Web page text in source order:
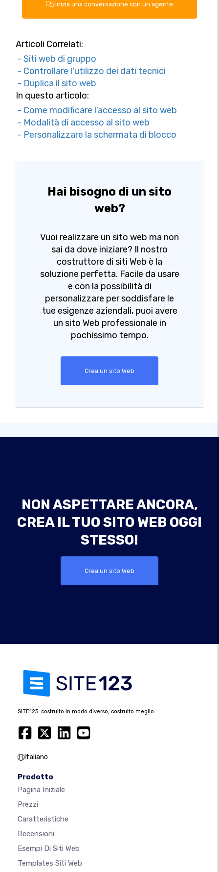
Inizia una conversazione con un agente
Articoli Correlati:
- Siti web di gruppo
- Controllare l'utilizzo dei dati tecnici
- Duplica il sito web
In questo articolo:
- Come modificare l’accesso al sito web
- Modalità di accesso al sito web
- Personalizzare la schermata di blocco
Hai bisogno di un sito
web?
Vuoi realizzare un sito web ma non
sai da dove iniziare? Il nostro
costruttore di siti Web è la
soluzione perfetta. Facile da usare
e con la possibilità di
personalizzare per soddisfare le
tue esigenze aziendali, puoi avere
un sito Web professionale in
pochissimo tempo.
Crea un sito Web
NON ASPETTARE ANCORA,
CREA IL TUO SITO WEB OGGI
STESSO!
Crea un sito Web
SITE123: costruito in modo diverso, costruito meglio.
Italiano
Prodotto
Pagina Iniziale
Prezzi
Caratteristiche
Recensioni
Esempi Di Siti Web
Templates Siti Web